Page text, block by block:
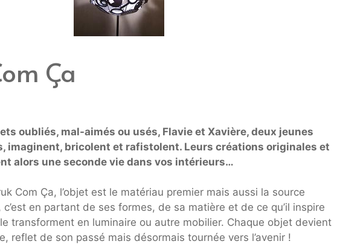
Ça
oubliés, mal-aimés ou usés, Flavie et Xavière, deux jeunes
imaginent, bricolent et rafistolent. Leurs créations originales et
alors une seconde vie dans vos intérieurs…
Com Ça, l’objet est le matériau premier mais aussi la source
c’est en partant de ses formes, de sa matière et de ce qu’il inspire
transforment en luminaire ou autre mobilier. Chaque objet devient
reflet de son passé mais désormais tournée vers l’avenir !